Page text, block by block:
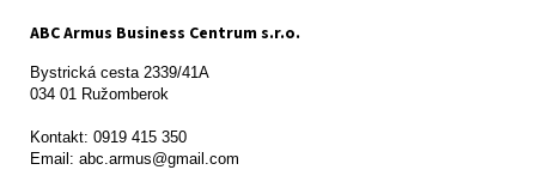
ABC Armus Business Centrum s.r.o.
Bystrická cesta 2339/41A
034 01 Ružomberok
Kontakt: 0919 415 350